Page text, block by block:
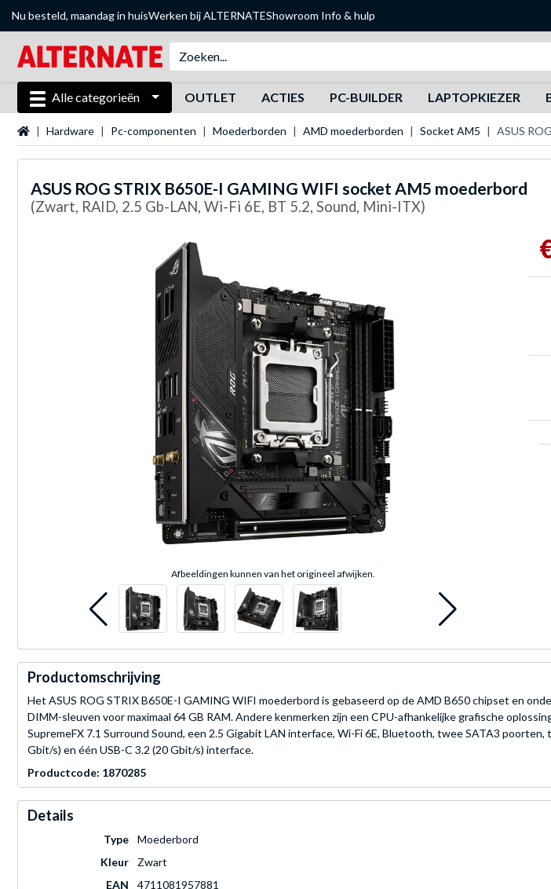
Nu besteld, maandag in huisWerken bij ALTERNATEShowroom Info & hulp
Alle categorieën OUTLET ACTIES PC-BUILDER LAPTOPKIEZER
Startpagina
Hardware Pc-componenten Moederborden AMD moederborden Socket AM5 ASUS
ASUS ROG STRIX B650E-I GAMING WIFI socket AM5 moederbord
(Zwart, RAID, 2.5 Gb-LAN, Wi-Fi 6E, BT 5.2, Sound, Mini-ITX)
Afbeeldingen kunnen van het origineel afwijken.
Productomschrijving
Het ASUS ROG STRIX B650E-I GAMING WIFI moederbord is gebaseerd op de AMD B650 chipset en
DIMM-sleuven voor maximaal 64 GB RAM. Andere kenmerken zijn een CPU-afhankelijke grafische
SupremeFX 7.1 Surround Sound, een 2.5 Gigabit LAN interface, Wi-Fi 6E, Bluetooth, twee SATA3
Gbit/s) en één USB-C 3.2 (20 Gbit/s) interface.
Productcode: 1870285
Details
Type
Moederbord
Kleur
Zwart
EAN
4711081957881